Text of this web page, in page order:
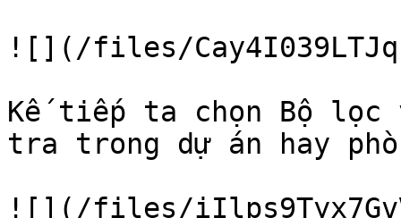
![](/files/
Kế tiếp ta chọn Bộ lọc
tra trong dự án hay
![](/files/